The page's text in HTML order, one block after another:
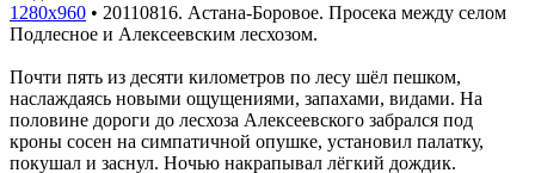
1280x960 • 20110816. Астана-Боровое. Просека между селом
Подлесное и Алексеевским лесхозом.
Почти пять из десяти километров по лесу шёл пешком,
наслаждаясь новыми ощущениями, запахами, видами. На
половине дороги до лесхоза Алексеевского забрался под
кроны сосен на симпатичной опушке, установил палатку,
покушал и заснул. Ночью накрапывал лёгкий дождик.